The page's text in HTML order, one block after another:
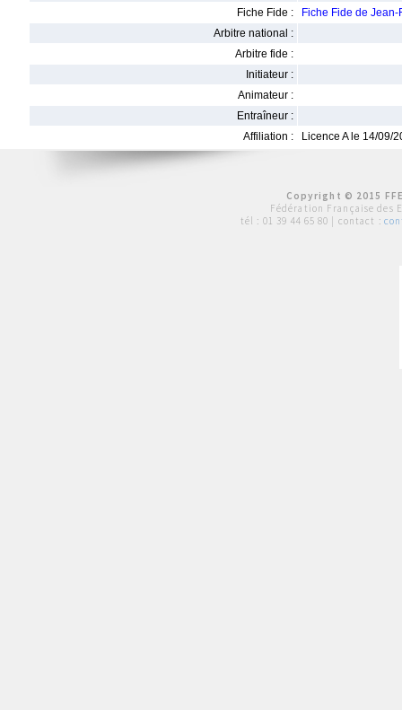
Fiche Fide :
Fiche Fide de
Arbitre national :
Arbitre fide :
Initiateur :
Animateur :
Entraîneur :
Affiliation :
Licence A le 14/09/
Copyright © 2015
Fédération Française des
tél : 01 39 44 65 80 | contact :